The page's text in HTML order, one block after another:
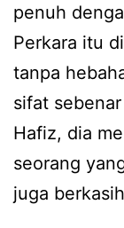
penuh
Perkara itu
tanpa
sifat
Hafiz, dia
seorang
juga